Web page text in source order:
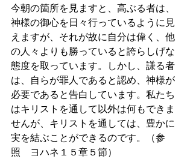
今朝の箇所を見ますと、高ぶる者は、
神様の御心を日々行っているように見
えますが、それが故に自分は偉く、他
の人々よりも勝っていると誇らしげな
態度を取っています。しかし、謙る者
は、自らが罪人であると認め、神様が
必要であると告白しています。私たち
はキリストを通して以外は何もできま
せんが、キリストを通しては、豊かに
実を結ぶことができるのです。（参
照　ヨハネ１５章５節）